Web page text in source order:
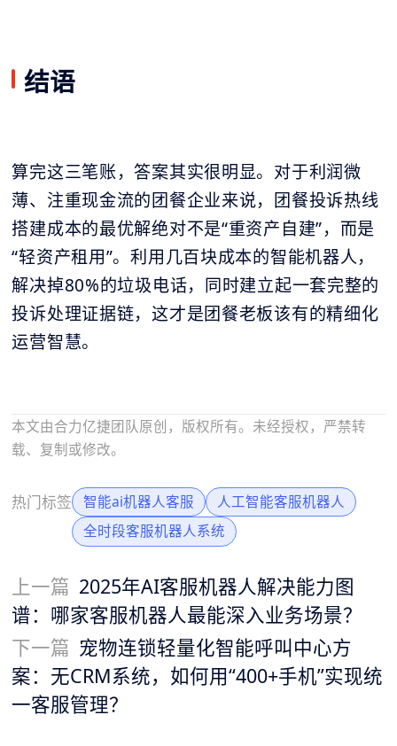
结语
算完这三笔账，答案其实很明显。对于利润微
薄、注重现金流的团餐企业来说，团餐投诉热线
搭建成本的最优解绝对不是“重资产自建”，而是
“轻资产租用”。利用几百块成本的智能机器人，
解决掉80%的垃圾电话，同时建立起一套完整的
投诉处理证据链，这才是团餐老板该有的精细化
运营智慧。
本文由合力亿捷团队原创，版权所有。未经授权，严禁转
载、复制或修改。
热门标签 智能ai机器人客服
人工智能客服机器人
全时段客服机器人系统
上一篇 2025年AI客服机器人解决能力图
谱：哪家客服机器人最能深入业务场景？
下一篇 宠物连锁轻量化智能呼叫中心方
案：无CRM系统，如何用“400+手机”实现统
一客服管理？